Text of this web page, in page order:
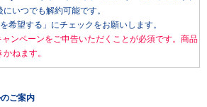
いつでも解約可能です。
希望する」にチェックをお願いします。
ンペーンをご申告いただくことが必須です。商品
ねます。
ご案内